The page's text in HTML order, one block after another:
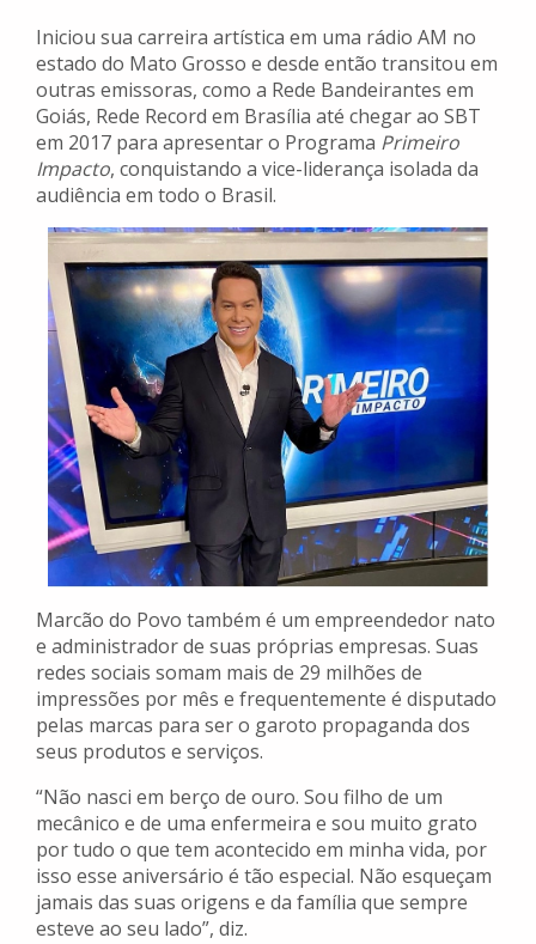
Iniciou sua carreira artística em uma rádio AM no
estado do Mato Grosso e desde então transitou em
outras emissoras, como a Rede Bandeirantes em
Goiás, Rede Record em Brasília até chegar ao SBT
em 2017 para apresentar o Programa Primeiro
Impacto, conquistando a vice-liderança isolada da
audiência em todo o Brasil.
Marcão do Povo também é um empreendedor nato
e administrador de suas próprias empresas. Suas
redes sociais somam mais de 29 milhões de
impressões por mês e frequentemente é disputado
pelas marcas para ser o garoto propaganda dos
seus produtos e serviços.
“Não nasci em berço de ouro. Sou filho de um
mecânico e de uma enfermeira e sou muito grato
por tudo o que tem acontecido em minha vida, por
isso esse aniversário é tão especial. Não esqueçam
jamais das suas origens e da família que sempre
esteve ao seu lado”, diz.